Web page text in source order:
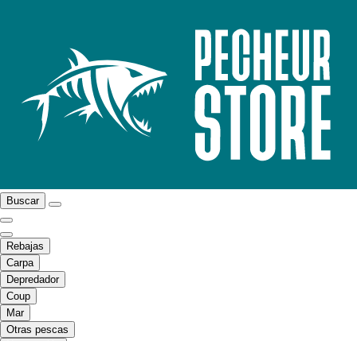
Buscar
Rebajas
Carpa
Depredador
Coup
Mar
Otras pescas